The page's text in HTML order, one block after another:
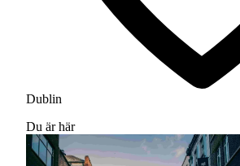
Dublin
Du är här